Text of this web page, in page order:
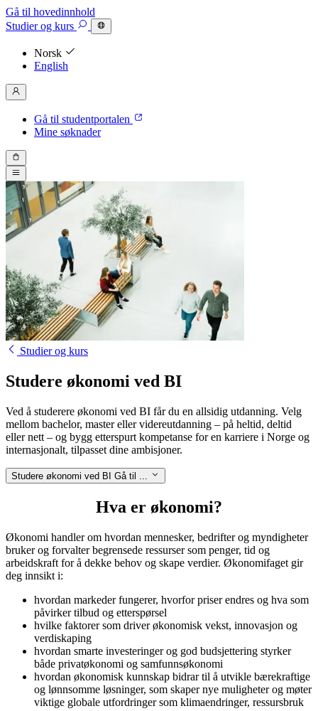
Gå til hovedinnhold
Studierog kurs
Norsk
English
Gå til studentportalen
Mine søknader
Studier og kurs
Studere økonomi ved BI
Ved å studerere økonomi ved BI får du en allsidig utdanning. Velg
mellom bachelor, master eller videreutdanning – på heltid, deltid
eller nett – og bygg etterspurt kompetanse for en karriere i Norge og
internasjonalt, tilpasset dine ambisjoner.
Studere økonomi ved BI Gå til ...
Hva er økonomi?
Økonomi handler om hvordan mennesker, bedrifter og myndigheter
bruker og forvalter begrensede ressurser som penger, tid og
arbeidskraft for å dekke behov og skape verdier. Økonomifaget gir
deg innsikt i:
hvordan markeder fungerer, hvorfor priser endres og hva som
påvirker tilbud og etterspørsel
hvilke faktorer som driver økonomisk vekst, innovasjon og
verdiskaping
hvordan smarte investeringer og god budsjettering styrker
både privatøkonomi og samfunnsøkonomi
hvordan økonomisk kunnskap bidrar til å utvikle bærekraftige
og lønnsomme løsninger, som skaper nye muligheter og møter
viktige globale utfordringer som klimaendringer, ressursbruk